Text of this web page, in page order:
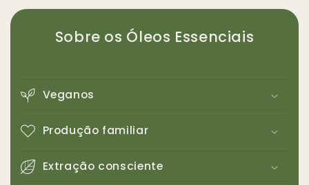
Sobre os Óleos Essenciais
Veganos
Produção familiar
Extração consciente